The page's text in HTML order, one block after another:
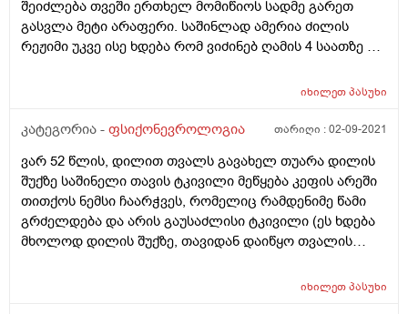
იყო მშობლებისგან ფიზიკური ძალადობა და შეიძლება
ამანაც იქონია გარკვეული ზემოქმედება მაგრამ თქვენ
რას ფიქრობთ და რას მირჩევთ მაინტერესებს, ან
რასაც მკვეთრი შედეგი აქვს, მადლობა წინასწარ.
შეიძლება თვეში ერთხელ მომიწიოს სადმე გარეთ
გასვლა მეტი არაფერი. საშინლად ამერია ძილის
რეჟიმი უკვე ისე ხდება რომ ვიძინებ ღამის 4 საათზე და
ბოლო დროს სადღაც ერთი თვეა დამეწყო პანიკური
ვეღარ ვსუნთქავ გული მტკივდება საშინელი შიში და
თავს ვგრძნობ ძალიან ცუდად. ეს ყველაფერი
ძირითადად ხდება ღამეს ძილის წინ ან როცა ვერ
ვიძინებ და ასეთ დროს ვათენებ ხოლმე შიშით და
ბოლოს უკვე როცა ძალიან მეძინება ვითიშები სადღაც
დილის 7 საათისთვის. ამისთვის რამენაირად რომ
თითქოს მშველის კიდეც იმ მომენტში ეს სიმპტომები
იხილეთპასუხი
კატეგორია - ფსიქონევროლოგია თარიღი :02-09-2021
ვარ 52 წლის, დილით თვალს გავახელ თუარა დილის
შუქზე საშინელი თავის ტკივილი მეწყება კეფის არეში
თითქოს ნემსი ჩაარჭვეს, რომელიც რამდენიმე წამი
გრძელდება და არის გაუსაძლისი ტკივილი (ეს ხდება
მხოლოდ დილის შუქზე, თავიდან დაიწყო თვალის
რამდენიმე წამი გრძელდება) რა შეიძლება ოყოს ან
იხილეთპასუხი